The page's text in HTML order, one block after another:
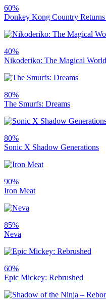
60%
Donkey Kong Country
40%
Nikoderiko: The Magical World
80%
The Smurfs: Dreams
80%
Sonic X Shadow Generations
90%
Iron Meat
85%
Neva
60%
Epic Mickey: Rebrushed